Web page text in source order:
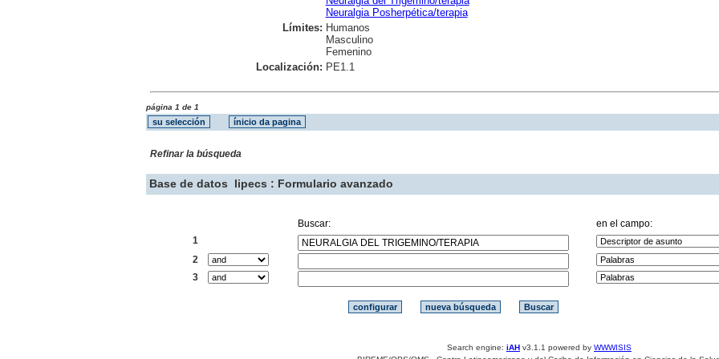
Neuralgia Posherpética/terapia
Límites: Humanos
Masculino
Femenino
Localización: PE1.1
página 1 de 1
Refinar la búsqueda
Base de datos lipecs : Formulario avanzado
Buscar:
en el campo:
1
2
3
Search engine: iAHv3.1.1 powered by WWWISIS